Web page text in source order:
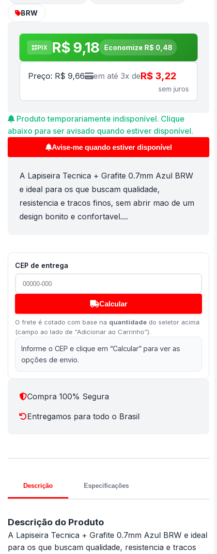
BRW
PIX R$ 9,18 Economize R$ 0,48
Preço: R$ 9,66 em até 3x deR$ 3,22
sem juros
Produto temporariamente indisponível. Clique
abaixo para ser avisado quando estiver disponível.
Avise-me quando estiver disponível
A Lapiseira Tecnica + Grafite 0.7mm Azul BRW
e ideal para os que buscam qualidade,
resistencia e tracos finos, sem abrir mao de um
design bonito e confortavel....
CEP de entrega
Calcular
O frete é cotado com base na quantidade do seletor acima
(campo ao lado de “Adicionar ao Carrinho”).
Informe o CEP e clique em “Calcular” para ver as
opções de envio.
Compra 100% Segura
Entregamos para todo o Brasil
Descrição Especificações
Descrição do Produto
A Lapiseira Tecnica + Grafite 0.7mm Azul BRW e ideal
para os que buscam qualidade, resistencia e tracos